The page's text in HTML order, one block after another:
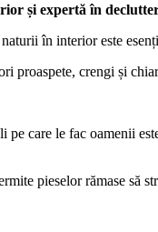
și expertă în
în interior este
proaspete, crengi și
pe care le fac oamenii
pieselor rămase să